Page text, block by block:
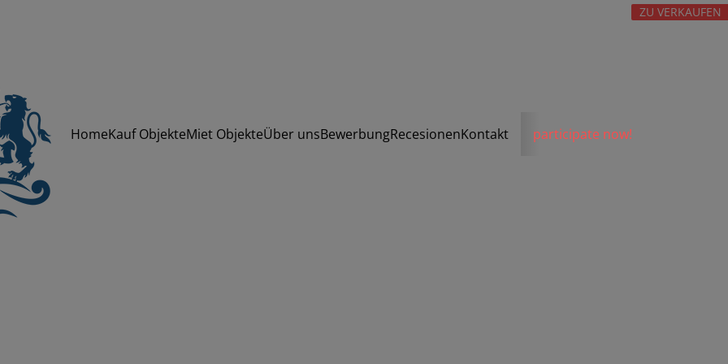
HomeKauf ObjekteMiet ObjekteÜber unsBewerbungRecesionenKontakt participate now!
ZU VERKAUFEN